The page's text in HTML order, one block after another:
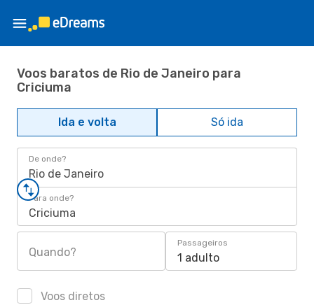
Voos baratos de Rio de Janeiro para
Criciuma
Ida e volta Só ida
De onde?
Rio de Janeiro
Para onde?
Criciuma
Quando?
Passageiros
1 adulto
Voos diretos